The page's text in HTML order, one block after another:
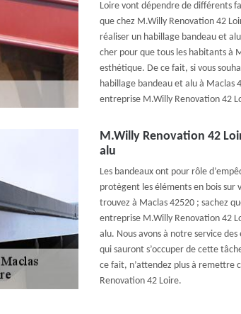
Loire vont dépendre de différents
que chez M.Willy Renovation 42
réaliser un habillage bandeau et
cher pour que tous les habitants à
esthétique. De ce fait, si vous
habillage bandeau et alu à Maclas
entreprise M.Willy Renovation 42
M.Willy Renovation 42
alu
Les bandeaux ont pour rôle
protègent les éléments en bois sur
trouvez à Maclas 42520 ; sachez
entreprise M.Willy Renovation 42
alu. Nous avons à notre service
qui sauront s’occuper de cette
ce fait, n’attendez plus à
Renovation 42 Loire.